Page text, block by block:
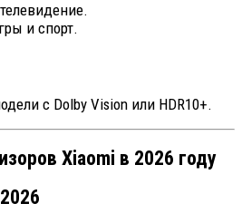
и спорт.
с Dolby Vision или HDR10+.
Xiaomi в 2026 году